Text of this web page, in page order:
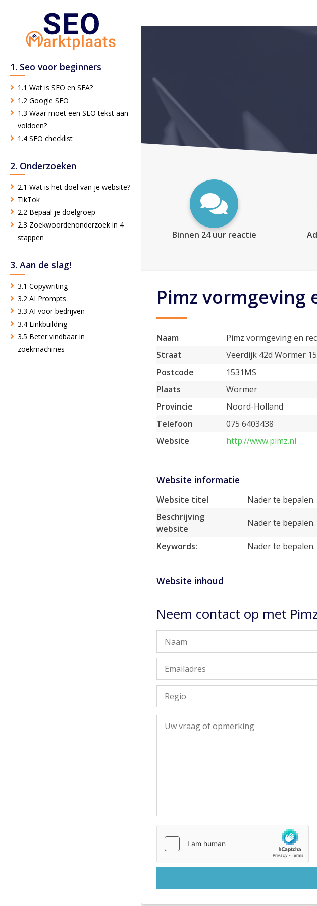
1. Seo voor beginners
1.1 Wat is SEO en SEA?
1.2 Google SEO
1.3 Waar moet een SEO tekst aan
voldoen?
1.4 SEO checklist
2. Onderzoeken
2.1 Wat is het doel van je website?
TikTok
2.2 Bepaal je doelgroep
2.3 Zoekwoordenonderzoek in 4
stappen
3. Aan de slag!
3.1 Copywriting
3.2 AI Prompts
3.3 AI voor bedrijven
3.4 Linkbuilding
3.5 Beter vindbaar in
zoekmachines
Binnen 24 uur reactie
Pimz vormgeving
Naam
Pimz vormgeving en
Straat
Veerdijk 42d Wormer
Postcode
1531MS
Plaats
Wormer
Provincie
Noord-Holland
Telefoon
075 6403438
Website
http://www.pimz.nl
Website informatie
Website titel
Nader te bepalen.
Beschrijving
website
Nader te bepalen.
Keywords: Nader te bepalen.
Website inhoud
Neem contact op met